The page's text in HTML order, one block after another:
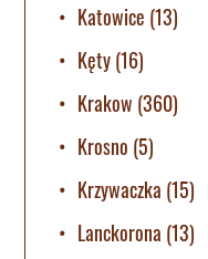
Katowice (13)
Kęty(16)
Krakow (360)
Krosno (5)
Krzywaczka (15)
Lanckorona (13)